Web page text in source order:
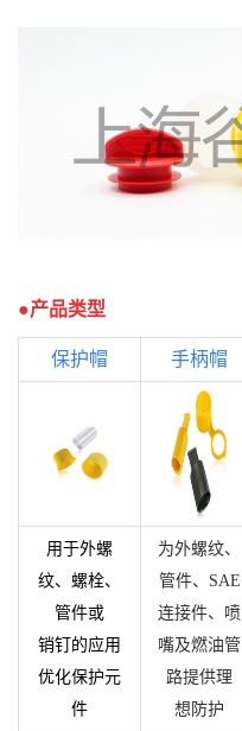
●产品类型
保护帽 手柄帽
用于外螺
纹、螺栓、
管件或
销钉的应用
优化保护元
件
为外螺纹、
管件、 SAE
连接件、喷
嘴及燃油管
路提供理
想防护